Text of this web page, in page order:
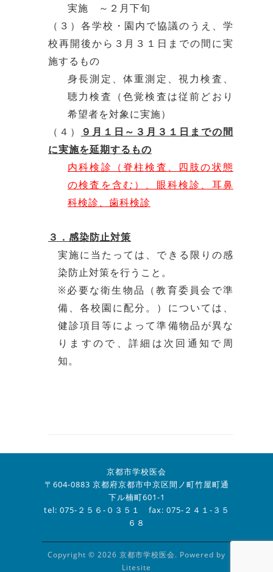
実施 ～２月下旬
（３）各学校・園内で協議のうえ、学
校再開後から３月３１日までの間に実
施するもの
身長測定、体重測定、視力検査、
聴力検査（色覚検査は従前どおり
希望者を対象に実施）
（４）
９月１日～３月３１日までの間
に実施を延期するもの
内科検診（脊柱検査、四肢の状態
の検査を含む）、眼科検診、耳鼻
科検診、歯科検診
３．感染防止対策
実施に当たっては、できる限りの感
染防止対策を行うこと。
※必要な衛生物品（教育委員会で準
備、各校園に配分。）については、
健診項目等によって準備物品が異な
りますので、詳細は次回通知で周
知。
京都市学校医会
〒604-0883 京都府京都市中京区間ノ町竹屋町通
下ル楠町601-1
tel: 075-２５６-０３５１ fax: 075-２４１-３５
６８
Copyright © 2026 京都市学校医会. Powered by
Litesite